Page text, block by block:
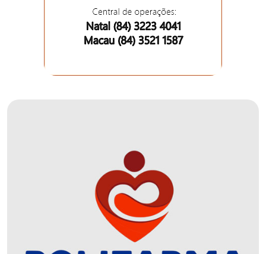
EMANCIPAÇÃO